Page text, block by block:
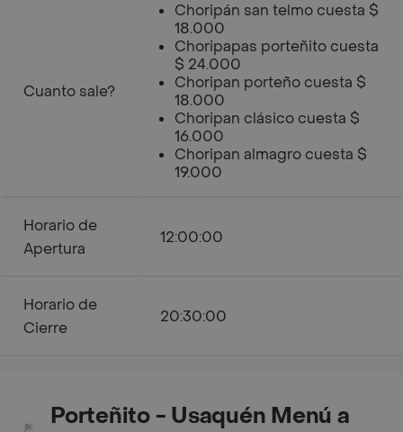
Cuanto sale?
Choripán san telmo cuesta $
18.000
Choripapas porteñito cuesta
$ 24.000
Choripan porteño cuesta $
18.000
Choripan clásico cuesta $
16.000
Choripan almagro cuesta $
19.000
Horario de
Apertura
12:00:00
Horario de
Cierre
20:30:00
Porteñito - Usaquén Menú a